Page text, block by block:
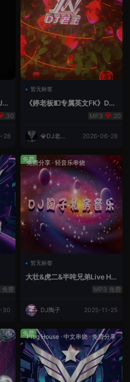
30
28
暂无标签
《婷老板💵专属英文FK》DJ
20
💎DJ老王
2026-06-28
免费
30
免费分享 ·轻音乐串烧
暂无标签
大壮&虎二&半吨兄弟Live Ho
免费
DJ陶子 2025-11-25
免费
Prog House · 中文串烧·免费分享
免费